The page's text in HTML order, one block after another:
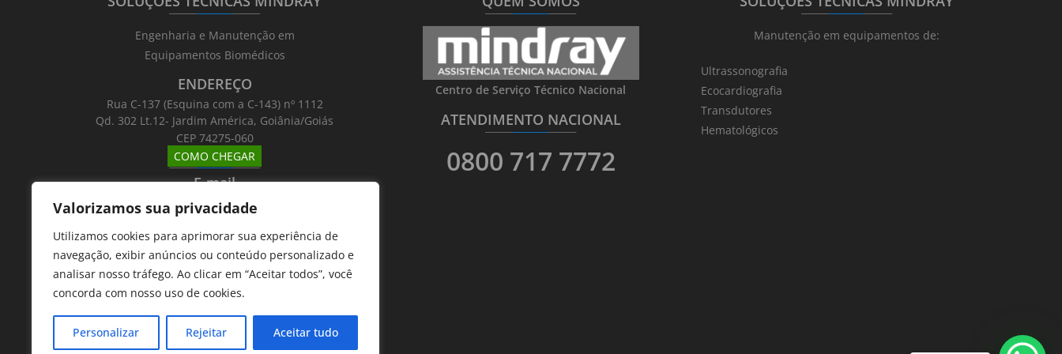
Valorizamos sua privacidade
Utilizamos cookies para aprimorar sua experiência de
navegação, exibir anúncios ou conteúdo personalizado e
analisar nosso tráfego. Ao clicar em “Aceitar todos”, você
concorda com nosso uso de cookies.
Personalizar Rejeitar Aceitar tudo
_______________________
Engenharia e Manutenção em
Equipamentos Biomédicos
ENDEREÇO
Rua C-137 (Esquina com a C-143) nº 1112
Qd. 302 Lt.12- Jardim América, Goiânia/Goiás
CEP 74275-060
COMO CHEGAR
_______________________
E-mail
Email: atntecnologiabrasil@gmail.com
Telefones
_______ ________________
62 9 8610 7777
11 9 7533 5757
_______________________
Centro de Serviço Técnico Nacional
ATENDIMENTO NACIONAL
_______________________
0800 717 7772
_______________________
Manutenção em equipamentos de:
Ultrassonografia
Ecocardiografia
Transdutores
Hematológicos